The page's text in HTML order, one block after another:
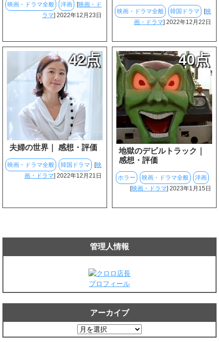
映画・ドラマ全般 洋画 [映画・ド
ラマ] 2022年12月23日
映画・ドラマ全般 韓国ドラマ [映
画・ドラマ] 2022年12月22日
42点
夫婦の世界｜ 感想・評価
映画・ドラマ全般 韓国ドラマ [映
画・ドラマ] 2022年12月21日
40点
地獄のデビルトラック｜
感想・評価
ホラー 映画・ドラマ全般
洋画
[映画・ドラマ] 2023年1月15日
管理人情報
プロフィール
アーカイブ
ア
ー